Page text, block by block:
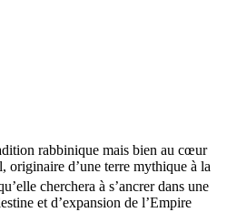
rabbinique mais bien au cœur
originaire d’une terre mythique à la
cherchera à s’ancrer dans une
et d’expansion de l’Empire